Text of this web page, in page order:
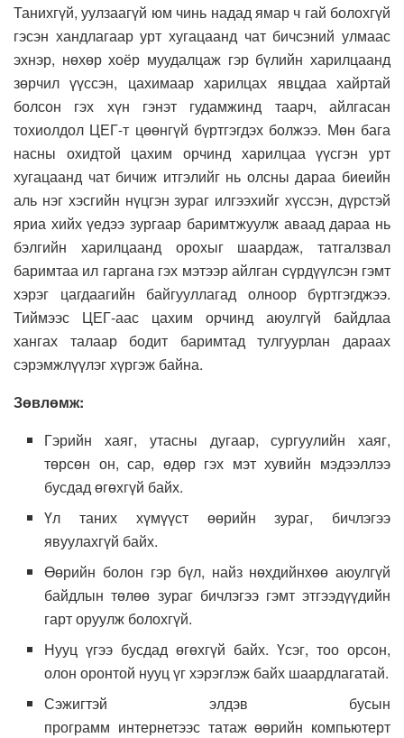
Танихгүй, уулзаагүй юм чинь надад ямар ч гай болохгүй
гэсэн хандлагаар урт хугацаанд чат бичсэний улмаас
эхнэр, нөхөр хоёр муудалцаж гэр бүлийн харилцаанд
зөрчил үүссэн, цахимаар харилцах явцдаа хайртай
болсон гэх хүн гэнэт гудамжинд таарч, айлгасан
тохиолдол ЦЕГ-т цөөнгүй бүртгэгдэх болжээ. Мөн бага
насны охидтой цахим орчинд харилцаа үүсгэн урт
хугацаанд чат бичиж итгэлийг нь олсны дараа биеийн
аль нэг хэсгийн нүцгэн зураг илгээхийг хүссэн, дүрстэй
яриа хийх үедээ зургаар баримтжуулж аваад дараа нь
бэлгийн харилцаанд орохыг шаардаж, татгалзвал
баримтаа ил гаргана гэх мэтээр айлган сүрдүүлсэн гэмт
хэрэг цагдаагийн байгууллагад олноор бүртгэгджээ.
Тиймээс ЦЕГ-аас цахим орчинд аюулгүй байдлаа
хангах талаар бодит баримтад тулгуурлан дараах
сэрэмжлүүлэг хүргэж байна.
Зөвлөмж:
Гэрийн хаяг, утасны дугаар, сургуулийн хаяг,
төрсөн он, сар, өдөр гэх мэт хувийн мэдээллээ
бусдад өгөхгүй байх.
Үл таних хүмүүст өөрийн зураг, бичлэгээ
явуулахгүй байх.
Өөрийн болон гэр бүл, найз нөхдийнхөө аюулгүй
байдлын төлөө зураг бичлэгээ гэмт этгээдүүдийн
гарт оруулж болохгүй.
Нууц үгээ бусдад өгөхгүй байх. Үсэг, тоо орсон,
олон оронтой нууц үг хэрэглэж байх шаардлагатай.
Сэжигтэй элдэв бусын
программ интернетээс татаж өөрийн компьютерт